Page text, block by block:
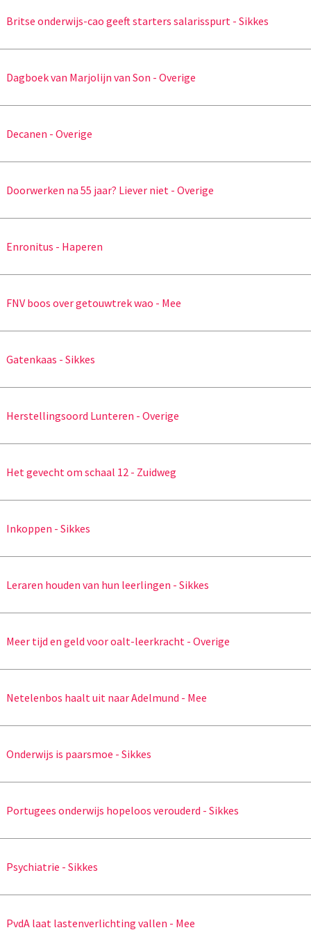
Britse onderwijs-cao geeft starters salarisspurt - Sikkes
Dagboek van Marjolijn van Son - Overige
Decanen - Overige
Doorwerken na 55 jaar? Liever niet - Overige
Enronitus - Haperen
FNV boos over getouwtrek wao - Mee
Gatenkaas - Sikkes
Herstellingsoord Lunteren - Overige
Het gevecht om schaal 12 - Zuidweg
Inkoppen - Sikkes
Leraren houden van hun leerlingen - Sikkes
Meer tijd en geld voor oalt-leerkracht - Overige
Netelenbos haalt uit naar Adelmund - Mee
Onderwijs is paarsmoe - Sikkes
Portugees onderwijs hopeloos verouderd - Sikkes
Psychiatrie - Sikkes
PvdA laat lastenverlichting vallen - Mee